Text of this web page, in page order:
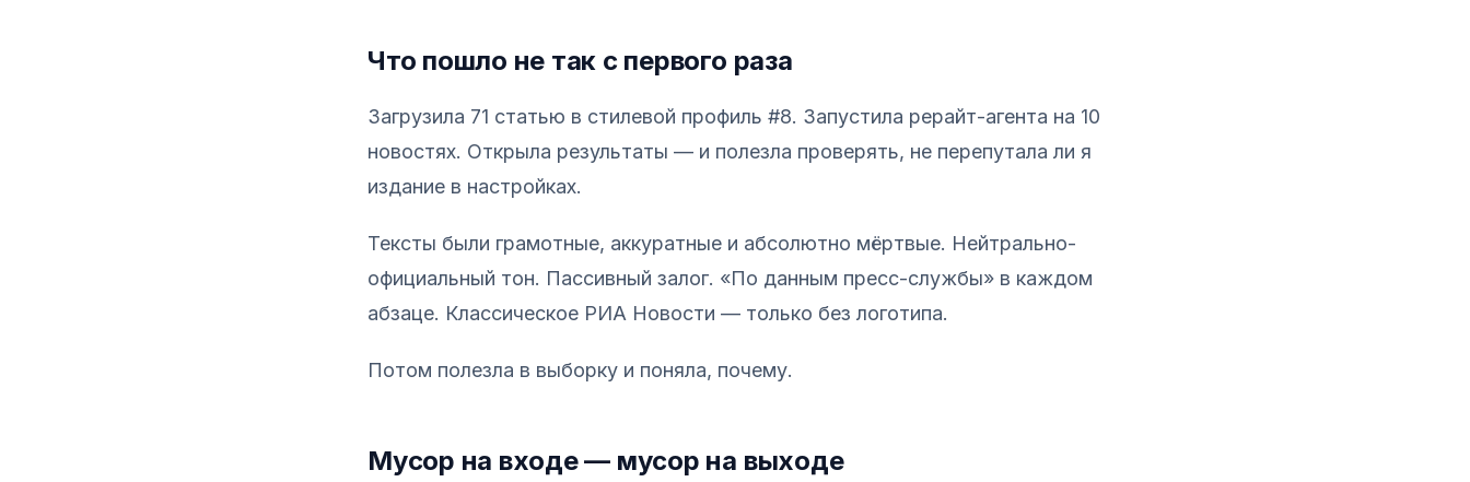
Что пошло не так с первого раза
Загрузила 71 статью в стилевой профиль #8. Запустила рерайт-агента на 10
новостях. Открыла результаты — и полезла проверять, не перепутала ли я
издание в настройках.
Тексты были грамотные, аккуратные и абсолютно мёртвые. Нейтрально-
официальный тон. Пассивный залог. «По данным пресс-службы» в каждом
абзаце. Классическое РИА Новости — только без логотипа.
Потом полезла в выборку и поняла, почему.
Мусор на входе — мусор на выходе